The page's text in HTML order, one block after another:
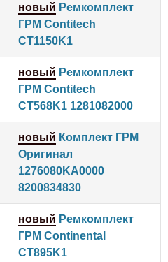
новый Ремкомплект
ГРМ Contitech
CT1150K1
новый Ремкомплект
ГРМ Contitech
CT568K1 1281082000
новый Комплект ГРМ
Оригинал
1276080KA0000
8200834830
новый Ремкомплект
ГРМ Continental
CT895K1